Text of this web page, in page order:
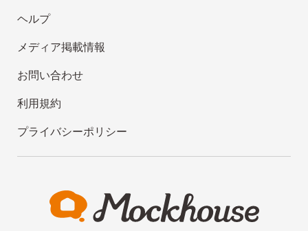
ヘルプ
メディア掲載情報
お問い合わせ
利用規約
プライバシーポリシー